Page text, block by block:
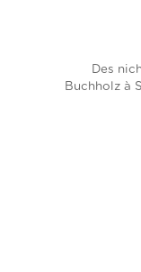
Des
Buchholz à